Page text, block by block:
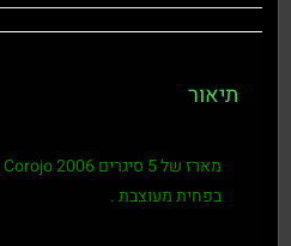
תיאור
בפחית מעוצבת .